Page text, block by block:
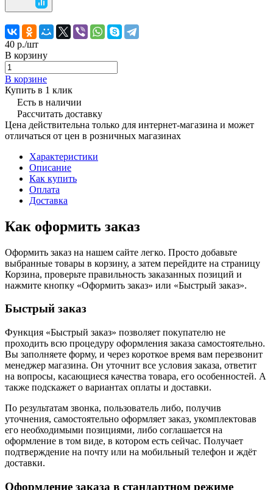
40 р./шт
В корзину
В корзине
Купить в 1 клик
Есть в наличии
Рассчитать доставку
Цена действительна только для интернет-магазина и может
отличаться от цен в розничных магазинах
Характеристики
Описание
Как купить
Оплата
Доставка
Как оформить заказ
Оформить заказ на нашем сайте легко. Просто добавьте
выбранные товары в корзину, а затем перейдите на страницу
Корзина, проверьте правильность заказанных позиций и
нажмите кнопку «Оформить заказ» или «Быстрый заказ».
Быстрый заказ
Функция «Быстрый заказ» позволяет покупателю не
проходить всю процедуру оформления заказа самостоятельно.
Вы заполняете форму, и через короткое время вам перезвонит
менеджер магазина. Он уточнит все условия заказа, ответит
на вопросы, касающиеся качества товара, его особенностей. А
также подскажет о вариантах оплаты и доставки.
По результатам звонка, пользователь либо, получив
уточнения, самостоятельно оформляет заказ, укомплектовав
его необходимыми позициями, либо соглашается на
оформление в том виде, в котором есть сейчас. Получает
подтверждение на почту или на мобильный телефон и ждёт
доставки.
Оформление заказа в стандартном режиме